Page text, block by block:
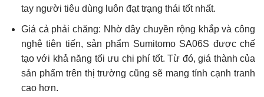
tay người tiêu dùng luôn đạt trạng thái tốt nhất.
Giá cả phải chăng: Nhờ dây chuyền rộng khắp và công
nghệ tiên tiến, sản phẩm Sumitomo SA06S được chế
tạo với khả năng tối ưu chi phí tốt. Từ đó, giá thành của
sản phẩm trên thị trường cũng sẽ mang tính cạnh tranh
cao hơn.